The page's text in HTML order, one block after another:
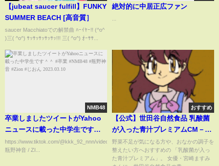
【jubeat saucer fulfill】FUNKY
SUMMER BEACH [高音質］
saucer Macchiatoでの解禁曲 ﾊｰｲﾔｰ!! (^o^
)三( ^o^) ｻｯｻｯｻｯｻｯｻｯ!!! 三( ^o^) ｵｰｻｻ...
絶対的に中居正広ファン
NMB48
卒業しましたツイートがYahoo
ニュースに載った中学生です＾
＾ #卒業 #NMB48 #瓶野神音
#Zion #じおん 2023.03.10
https://www.tiktok.com/@kkk_92_nnn/video/7208881303079374081
瓶野神音 / ZI...
おすすめ
【公式】世田谷自然食品 乳酸菌
が入った青汁プレミアムCM－宮
崎ますみさん編
野菜不足が気になる方や、おなかの調子を
整えたい方へおすすめの 「乳酸菌が入っ
た青汁プレミアム」。 女優・宮崎ますみ